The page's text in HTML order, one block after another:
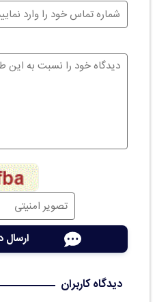
دیدگاه کاربران